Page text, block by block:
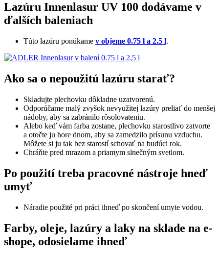
Lazúru Innenlasur UV 100 dodávame v
ďalších baleniach
Túto lazúru ponúkame v objeme 0.75 l a 2.5 l.
Ako sa o nepoužitú lazúru starať?
Skladujte plechovku dôkladne uzatvorenú.
Odporúčame malý zvyšok nevyužitej lazúry preliať do menšej
nádoby, aby sa zabránilo rôsolovateniu.
Alebo keď vám farba zostane, plechovku starostlivo zatvorte
a otočte ju hore dnom, aby sa zamedzilo prísunu vzduchu.
Môžete si ju tak bez starostí schovať na budúci rok.
Chráňte pred mrazom a priamym slnečným svetlom.
Po použití treba pracovné nástroje hneď
umyť
Náradie použité pri práci ihneď po skončení umyte vodou.
Farby, oleje, lazúry a laky na sklade na e-
shope, odosielame ihneď